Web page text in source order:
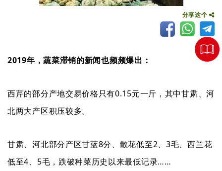
分享这个
2019年，蔬菜滞销的新闻也频频爆出：
西芹的部分产地交易价格只有0.15元一斤，其中甘肃、河
北两大产区积压较多。
甘肃、河北部分产区甘蓝8分、散花低至2、3毛、西兰花
低至4、5毛，跌破种菜历史以来最低记录……